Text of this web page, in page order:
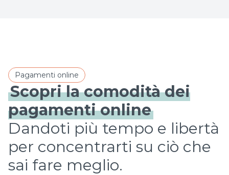
Pagamenti online
Scopri la comodità dei
pagamenti online
Dandoti più tempo e libertà
per concentrarti su ciò che
sai fare meglio.